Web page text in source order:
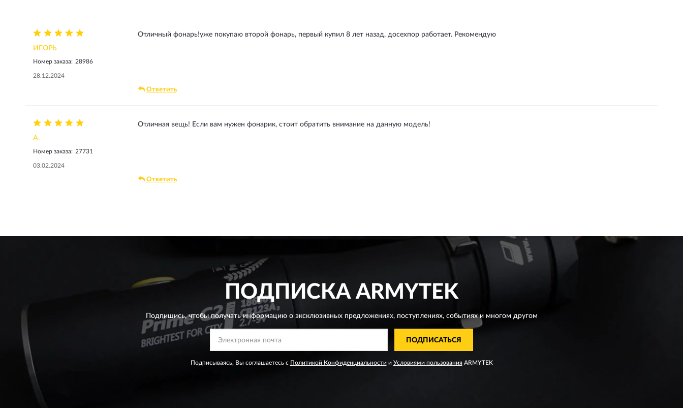
ИГОРЬ
Номер заказа: 28986
28.12.2024
Отличный фонарь!уже покупаю второй фонарь, первый купил 8 лет назад, досехпор работает. Рекомендую
Ответить
А.
Номер заказа: 27731
03.02.2024
Отличная вещь! Если вам нужен фонарик, стоит обратить внимание на данную модель!
Ответить
ПОДПИСКАARMYTEK
Подпишись, чтобы получать информацию о эксклюзивных предложениях,поступлениях, событиях и многом другом
ПОДПИСАТЬСЯ
Подписываясь, Вы соглашаетесь с Политикой Конфиденциальности и Условиями пользованияARMYTEK